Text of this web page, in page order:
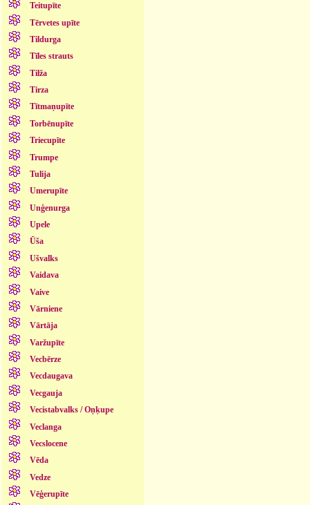
Teitupīte
Tērvetes upīte
Tildurga
Tīles strauts
Tilža
Tirza
Tītmaņupīte
Torbēnupīte
Triecupīte
Trumpe
Tulija
Umerupīte
Unģenurga
Upele
Ūša
Ušvalks
Vaidava
Vaive
Vārniene
Vārtāja
Varžupīte
Vecbērze
Vecdaugava
Vecgauja
Vecistabvalks / Oņķupe
Veclanga
Vecslocene
Vēda
Vedze
Vēģerupīte